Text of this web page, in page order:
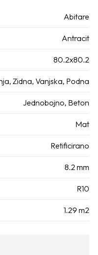
Abitare
Antracit
80.2x80.2
Zidna, Vanjska, Podna
Jednobojno, Beton
Mat
Retificirano
8.2 mm
R10
1.29 m2